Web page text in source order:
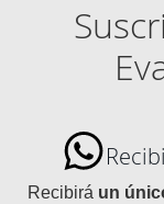
Recibirá un